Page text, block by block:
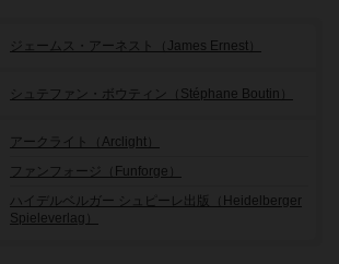
ジェームス・アーネスト（James Ernest）
シュテファン・ボウティン（Stéphane Boutin）
アークライト（Arclight）
ファンフォージ（Funforge）
ハイデルベルガー シュピーレ出版（Heidelberger
Spieleverlag）